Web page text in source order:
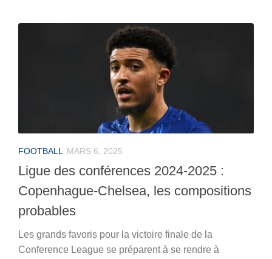
FOOTBALL MARS 6, 2025
Ligue des conférences 2024-2025 :
Copenhague-Chelsea, les compositions
probables
Les grands favoris pour la victoire finale de la
Conference League se préparent à se rendre à